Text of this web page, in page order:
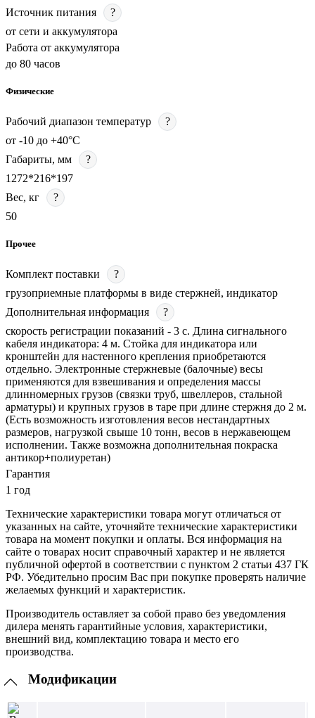
Источник питания
?
от сети и аккумулятора
Работа от аккумулятора
до 80 часов
Физические
Рабочий диапазон температур
?
от -10 до +40°C
Габариты, мм
?
1272*216*197
Вес, кг
?
50
Прочее
Комплект поставки
?
грузоприемные платформы в виде стержней, индикатор
Дополнительная информация
?
скорость регистрации показаний - 3 c. Длина сигнального
кабеля индикатора: 4 м. Стойка для индикатора или
кронштейн для настенного крепления приобретаются
отдельно. Электронные стержневые (балочные) весы
применяются для взвешивания и определения массы
длинномерных грузов (связки труб, швеллеров, стальной
арматуры) и крупных грузов в таре при длине стержня до 2 м.
(Есть возможность изготовления весов нестандартных
размеров, нагрузкой свыше 10 тонн, весов в нержавеющем
исполнении. Также возможна дополнительная покраска
антикор+полиуретан)
Гарантия
1 год
Технические характеристики товара могут отличаться от
указанных на сайте, уточняйте технические характеристики
товара на момент покупки и оплаты. Вся информация на
сайте о товарах носит справочный характер и не является
публичной офертой в соответствии с пунктом 2 статьи 437 ГК
РФ. Убедительно просим Вас при покупке проверять наличие
желаемых функций и характеристик.
Производитель оставляет за собой право без уведомления
дилера менять гарантийные условия, характеристики,
внешний вид, комплектацию товара и место его
производства.
Модификации